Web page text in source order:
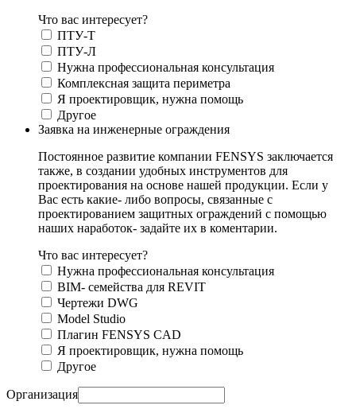
Что вас интересует?
ПТУ-Т
ПТУ-Л
Нужна профессиональная консультация
Комплексная защита периметра
Я проектировщик, нужна помощь
Другое
Заявка на инженерные ограждения
Постоянное развитие компании FENSYS заключается
также, в создании удобных инструментов для
проектирования на основе нашей продукции. Если у
Вас есть какие- либо вопросы, связанные с
проектированием защитных ограждений с помощью
наших наработок- задайте их в коментарии.
Что вас интересует?
Нужна профессиональная консультация
BIM- семейства для REVIT
Чертежи DWG
Моdel Studio
Плагин FENSYS CAD
Я проектировщик, нужна помощь
Другое
Организация